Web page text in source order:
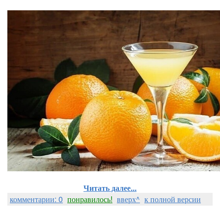
Читать далее...
комментарии: 0 понравилось! вверх^ к полной версии